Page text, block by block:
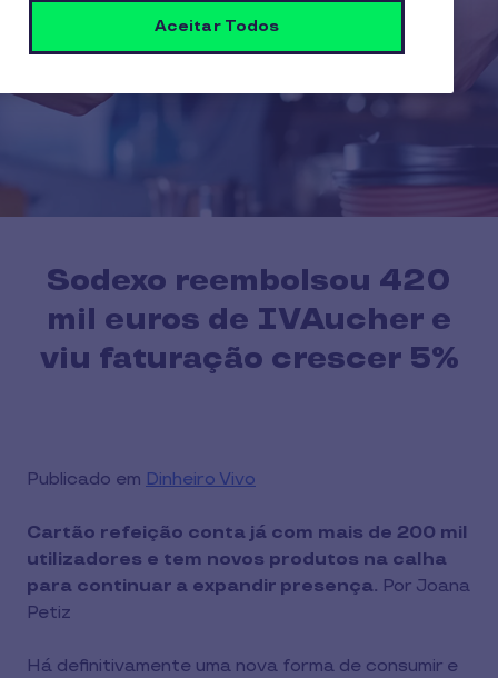
Sodexo reembolsou 420
mil euros de IVAucher e
viu faturação crescer 5%
Publicado em Dinheiro Vivo
Cartão refeição conta já com mais de 200 mil
utilizadores e tem novos produtos na calha
para continuar a expandir presença. Por Joana
Petiz
Há definitivamente uma nova forma de consumir e
Aceitar Todos